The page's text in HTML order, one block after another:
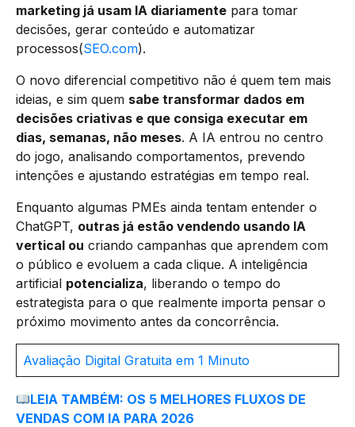
marketing já usam IA diariamente para tomar
decisões, gerar conteúdo e automatizar
processos(SEO.com).
O novo diferencial competitivo não é quem tem mais
ideias, e sim quem sabe transformar dados em
decisões criativas e que consiga executar em
dias, semanas, não meses. A IA entrou no centro
do jogo, analisando comportamentos, prevendo
intenções e ajustando estratégias em tempo real.
Enquanto algumas PMEs ainda tentam entender o
ChatGPT, outras já estão vendendo usando IA
vertical ou criando campanhas que aprendem com
o público e evoluem a cada clique. A inteligência
artificial potencializa, liberando o tempo do
estrategista para o que realmente importa pensar o
próximo movimento antes da concorrência.
Avaliação Digital Gratuita em 1 Minuto
LEIA TAMBÉM: OS 5 MELHORES FLUXOS DE
VENDAS COM IA PARA 2026